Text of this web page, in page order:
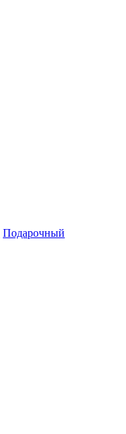
Подарочный